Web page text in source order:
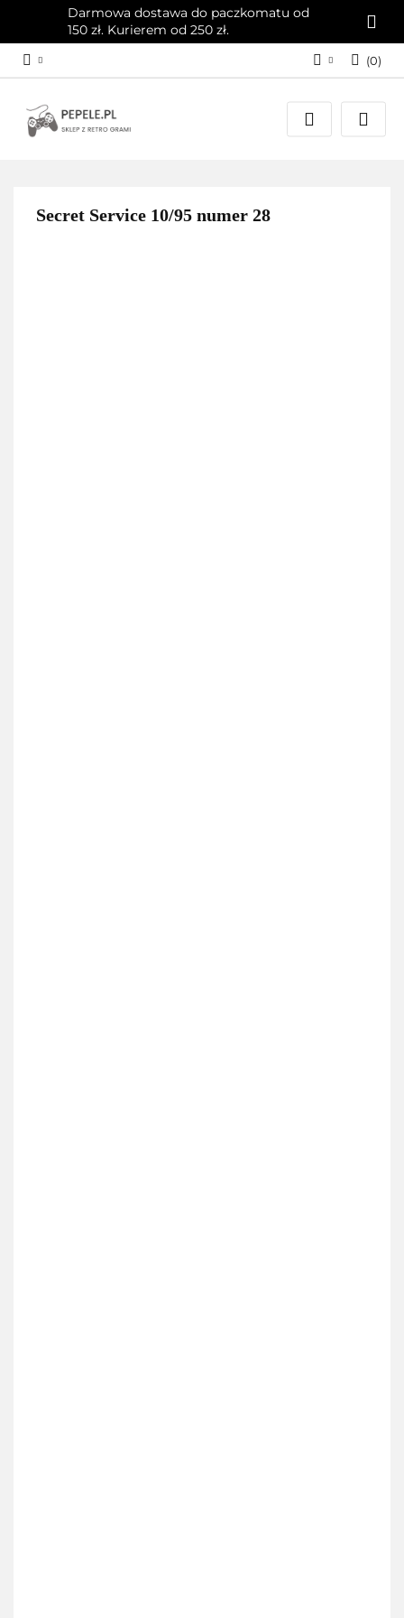
Darmowa dostawa do paczkomatu od
150 zł. Kurierem od 250 zł.
Zaloguj się
Załóż konto
(0)
Secret Service 10/95 numer 28